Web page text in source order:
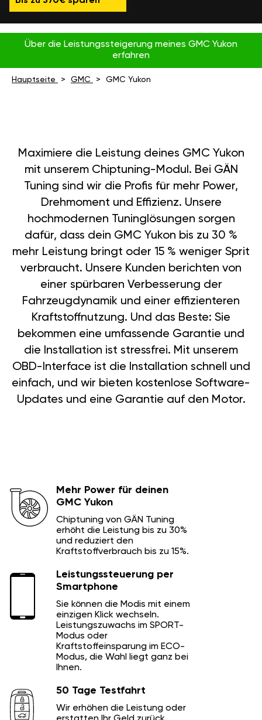
Über die Leistungssteigerung meines GMC Yukon
erfahren
Hauptseite GMC GMC Yukon
Maximiere die Leistung deines GMC Yukon
mit unserem Chiptuning-Modul. Bei GÄN
Tuning sind wir die Profis für mehr Power,
Drehmoment und Effizienz. Unsere
hochmodernen Tuninglösungen sorgen
dafür, dass dein GMC Yukon bis zu 30 %
mehr Leistung bringt oder 15 % weniger Sprit
verbraucht. Unsere Kunden berichten von
einer spürbaren Verbesserung der
Fahrzeugdynamik und einer effizienteren
Kraftstoffnutzung. Und das Beste: Sie
bekommen eine umfassende Garantie und
die Installation ist stressfrei. Mit unserem
OBD-Interface ist die Installation schnell und
einfach, und wir bieten kostenlose Software-
Updates und eine Garantie auf den Motor.
Mehr Power für deinen
GMC Yukon
Chiptuning von GÄN Tuning
erhöht die Leistung bis zu 30%
und reduziert den
Kraftstoffverbrauch bis zu 15%.
Leistungssteuerung per
Smartphone
Sie können die Modis mit einem
einzigen Klick wechseln.
Leistungszuwachs im SPORT-
Modus oder
Kraftstoffeinsparung im ECO-
Modus, die Wahl liegt ganz bei
Ihnen.
50 Tage Testfahrt
Wir erhöhen die Leistung oder